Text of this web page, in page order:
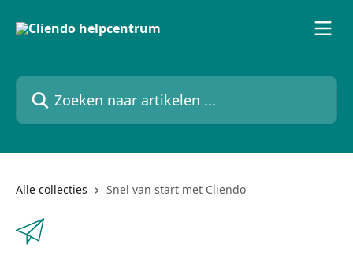
Zoeken naar artikelen ...
Alle collecties Snel van start met Cliendo